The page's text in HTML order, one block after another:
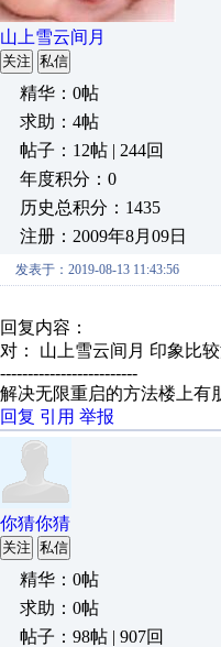
山上雪云间月
关注 私信
精华：0帖
求助：4帖
帖子：12帖 | 244回
年度积分：0
历史总积分：1435
注册：2009年8月09日
发表于：2019-08-13 11:43:56
回复内容：
对： 山上雪云间月 印象比
-------------------------
解决无限重启的方法楼上有
回复 引用 举报
你猜你猜
关注 私信
精华：0帖
求助：0帖
帖子：98帖 | 907回